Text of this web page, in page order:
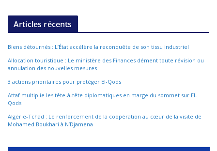
Articles récents
Biens détournés : L’État accélère la reconquête de son tissu industriel
Allocation touristique : Le ministère des Finances dément toute révision ou
annulation des nouvelles mesures
3 actions prioritaires pour protéger El-Qods
Attaf multiplie les tête-à-tête diplomatiques en marge du sommet sur El-
Qods
Algérie-Tchad : Le renforcement de la coopération au cœur de la visite de
Mohamed Boukhari à N’Djamena